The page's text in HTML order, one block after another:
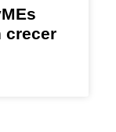
crecer